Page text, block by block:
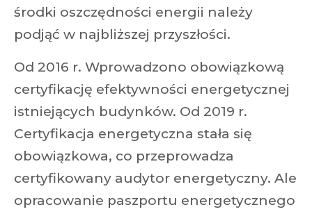
środki oszczędności energii należy
podjąć w najbliższej przyszłości.
Od 2016 r. Wprowadzono obowiązkową
certyfikację efektywności energetycznej
istniejących budynków. Od 2019 r.
Certyfikacja energetyczna stała się
obowiązkowa, co przeprowadza
certyfikowany audytor energetyczny. Ale
opracowanie paszportu energetycznego